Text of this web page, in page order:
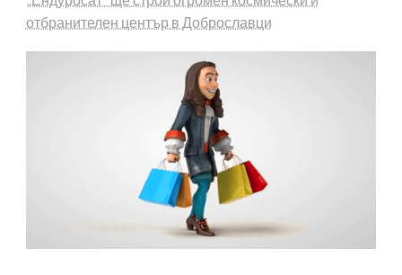
отбранителен център в Доброславци